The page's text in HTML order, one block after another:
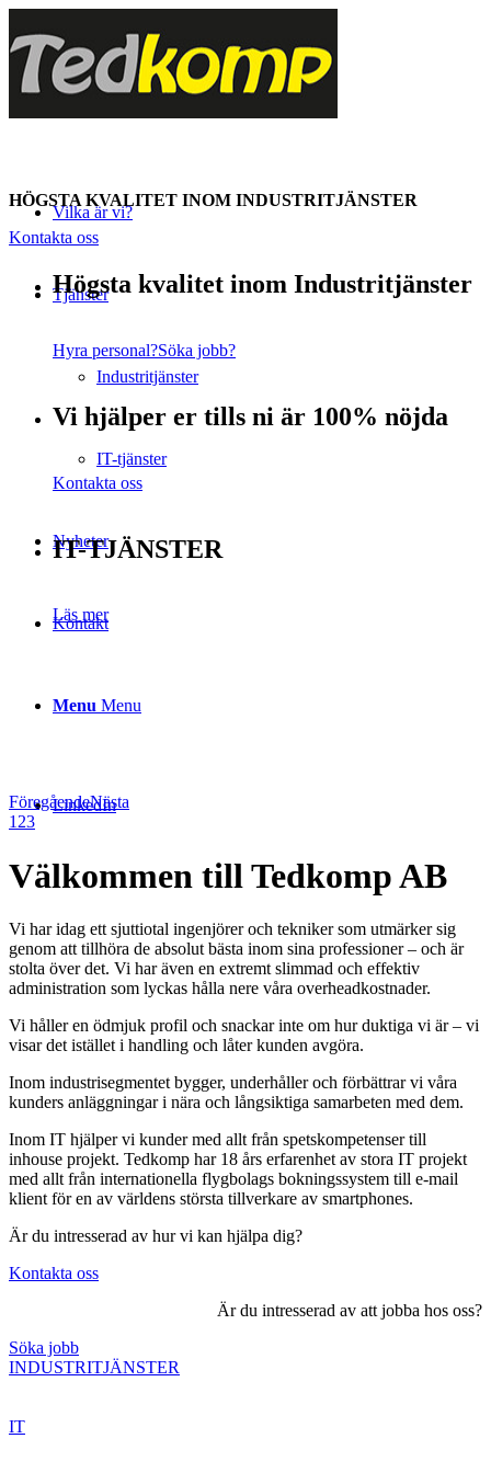
Vilka är vi?
Tjänster
Industritjänster
IT-tjänster
Nyheter
Kontakt
Menu Menu
LinkedIn
HÖGSTA KVALITET INOM INDUSTRITJÄNSTER
Kontakta oss
Högsta kvalitet inom Industritjänster
Hyra personal?Söka jobb?
Vi hjälper er tills ni är 100% nöjda
Kontakta oss
IT-TJÄNSTER
Läs mer
FöregåendeNästa
1 23
Välkommen till Tedkomp AB
Vi har idag ett sjuttiotal ingenjörer och tekniker som utmärker sig
genom att tillhöra de absolut bästa inom sina professioner – och är
stolta över det. Vi har även en extremt slimmad och effektiv
administration som lyckas hålla nere våra overheadkostnader.
Vi håller en ödmjuk profil och snackar inte om hur duktiga vi är – vi
visar det istället i handling och låter kunden avgöra.
Inom industrisegmentet bygger, underhåller och förbättrar vi våra
kunders anläggningar i nära och långsiktiga samarbeten med dem.
Inom IT hjälper vi kunder med allt från spetskompetenser till
inhouse projekt. Tedkomp har 18 års erfarenhet av stora IT projekt
med allt från internationella flygbolags bokningssystem till e-mail
klient för en av världens största tillverkare av smartphones.
Är du intresserad av hur vi kan hjälpa dig?
Kontakta oss
Är du intresserad av att jobba hos oss?
Söka jobb
INDUSTRITJÄNSTER
IT